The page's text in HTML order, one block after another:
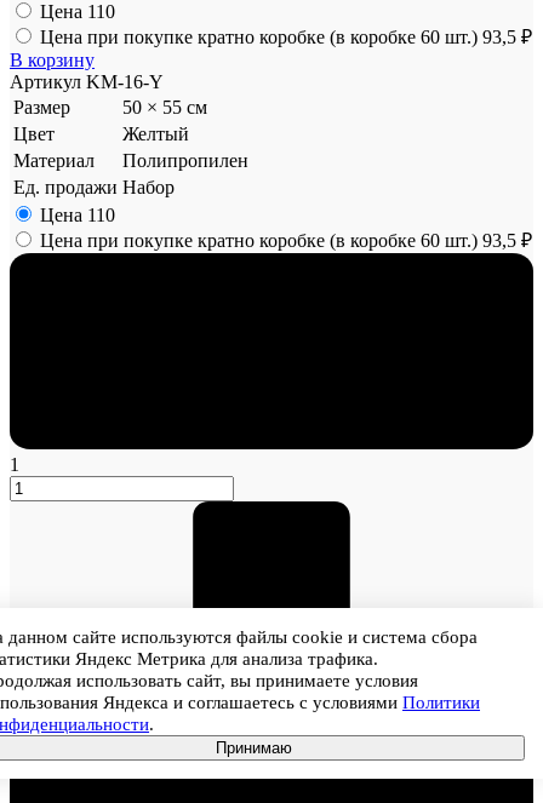
Цена 110
Цена при покупке кратно коробке (в коробке 60 шт.) 93,5 ₽
В корзину
Артикул KM-16-Y
Размер
50 × 55 см
Цвет
Желтый
Материал
Полипропилен
Ед. продажи Набор
Цена 110
Цена при покупке кратно коробке (в коробке 60 шт.) 93,5 ₽
1
данном сайте используются файлы cookie и система сбора
Яндекс Метрика для анализа трафика.
использовать сайт, вы принимаете условия
Яндекса и соглашаетесь с условиями Политики
.
Принимаю